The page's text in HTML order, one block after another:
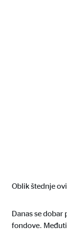
Oblik štednje
Danas se
fondove.